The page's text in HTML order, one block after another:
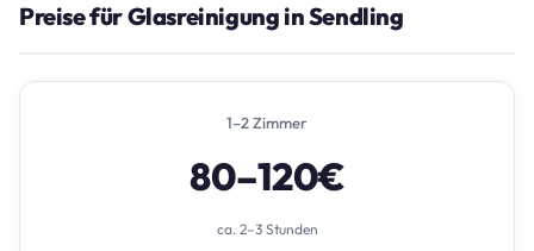
Preise für Glasreinigung in Sendling
1–2 Zimmer
80–120€
ca. 2–3 Stunden